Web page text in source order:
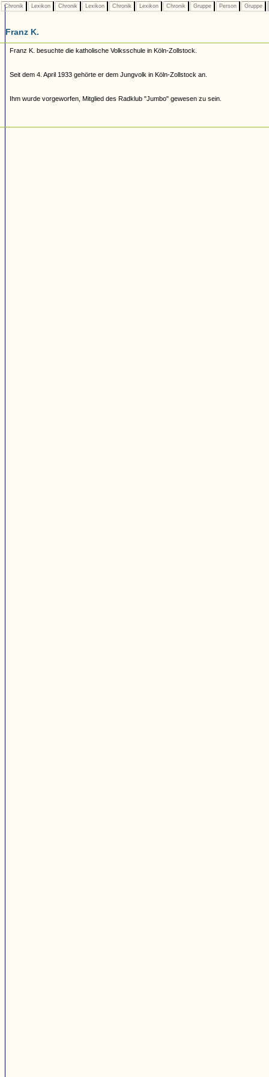
Chronik Lexikon Chronik Lexikon Chronik Lexikon Chronik Gruppe Person Gruppe
Franz K.
Franz K. besuchte die katholische Volksschule in Köln-Zollstock.
Seit dem 4. April 1933 gehörte er dem Jungvolk in Köln-Zollstock an.
Ihm wurde vorgeworfen, Mitglied des Radklub "Jumbo" gewesen zu sein.